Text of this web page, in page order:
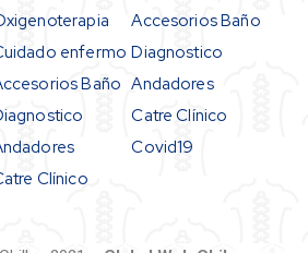
enfermo
Baño
Clínico
Accesorios Baño
Diagnostico
Andadores
Catre Clínico
Covid19